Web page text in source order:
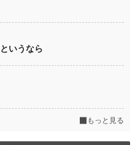
いうなら
もっと見る